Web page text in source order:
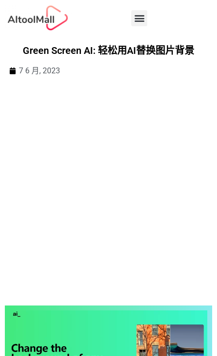
Green Screen AI: 轻松用AI替换图片背景
7 6 月, 2023